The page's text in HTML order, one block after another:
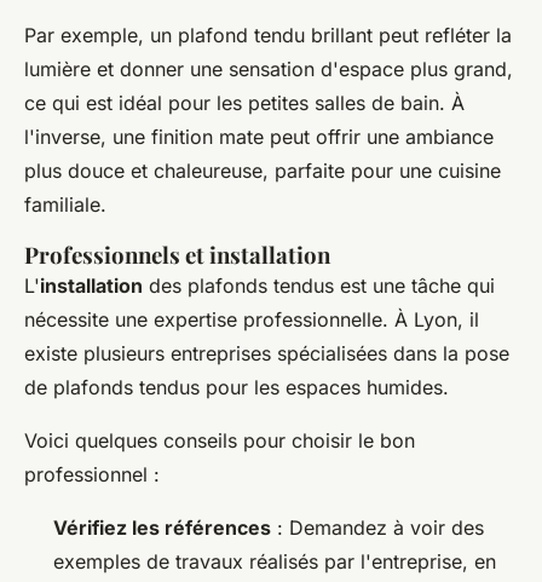
Par exemple, un plafond tendu brillant peut refléter la
lumière et donner une sensation d'espace plus grand,
ce qui est idéal pour les petites salles de bain. À
l'inverse, une finition mate peut offrir une ambiance
plus douce et chaleureuse, parfaite pour une cuisine
familiale.
Professionnels et installation
L'installation des plafonds tendus est une tâche qui
nécessite une expertise professionnelle. À Lyon, il
existe plusieurs entreprises spécialisées dans la pose
de plafonds tendus pour les espaces humides.
Voici quelques conseils pour choisir le bon
professionnel :
Vérifiez les références : Demandez à voir des
exemples de travaux réalisés par l'entreprise, en